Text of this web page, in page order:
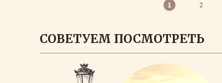
1 2
СОВЕТУЕМ ПОСМОТРЕТЬ